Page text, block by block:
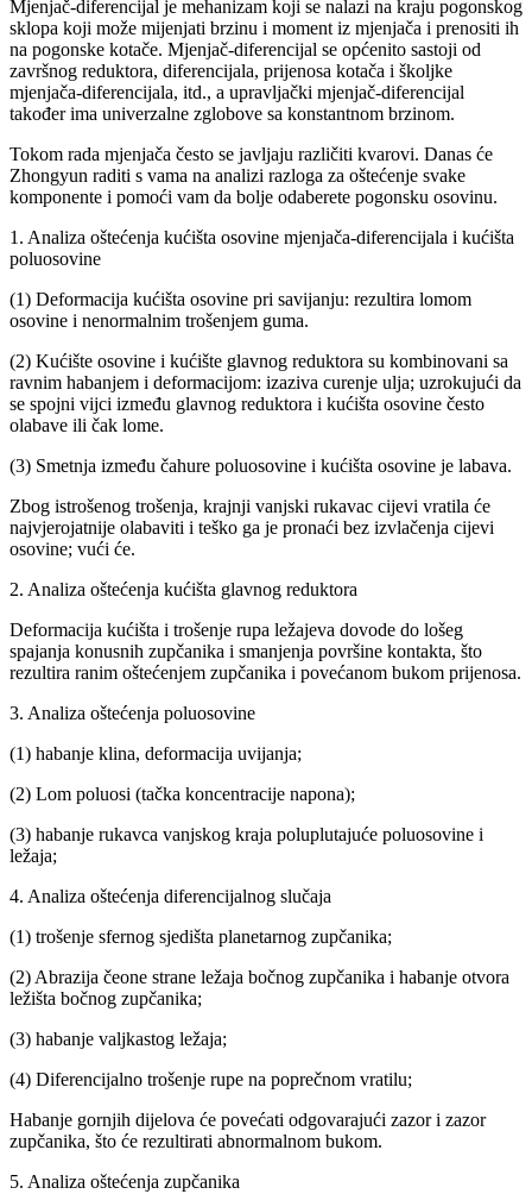
Mjenjač-diferencijal je mehanizam koji se nalazi na kraju pogonskog
sklopa koji može mijenjati brzinu i moment iz mjenjača i prenositi ih
na pogonske kotače. Mjenjač-diferencijal se općenito sastoji od
završnog reduktora, diferencijala, prijenosa kotača i školjke
mjenjača-diferencijala, itd., a upravljački mjenjač-diferencijal
također ima univerzalne zglobove sa konstantnom brzinom.
Tokom rada mjenjača često se javljaju različiti kvarovi. Danas će
Zhongyun raditi s vama na analizi razloga za oštećenje svake
komponente i pomoći vam da bolje odaberete pogonsku osovinu.
1. Analiza oštećenja kućišta osovine mjenjača-diferencijala i kućišta
poluosovine
(1) Deformacija kućišta osovine pri savijanju: rezultira lomom
osovine i nenormalnim trošenjem guma.
(2) Kućište osovine i kućište glavnog reduktora su kombinovani sa
ravnim habanjem i deformacijom: izaziva curenje ulja; uzrokujući da
se spojni vijci između glavnog reduktora i kućišta osovine često
olabave ili čak lome.
(3) Smetnja između čahure poluosovine i kućišta osovine je labava.
Zbog istrošenog trošenja, krajnji vanjski rukavac cijevi vratila će
najvjerojatnije olabaviti i teško ga je pronaći bez izvlačenja cijevi
osovine; vući će.
2. Analiza oštećenja kućišta glavnog reduktora
Deformacija kućišta i trošenje rupa ležajeva dovode do lošeg
spajanja konusnih zupčanika i smanjenja površine kontakta, što
rezultira ranim oštećenjem zupčanika i povećanom bukom prijenosa.
3. Analiza oštećenja poluosovine
(1) habanje klina, deformacija uvijanja;
(2) Lom poluosi (tačka koncentracije napona);
(3) habanje rukavca vanjskog kraja poluplutajuće poluosovine i
ležaja;
4. Analiza oštećenja diferencijalnog slučaja
(1) trošenje sfernog sjedišta planetarnog zupčanika;
(2) Abrazija čeone strane ležaja bočnog zupčanika i habanje otvora
ležišta bočnog zupčanika;
(3) habanje valjkastog ležaja;
(4) Diferencijalno trošenje rupe na poprečnom vratilu;
Habanje gornjih dijelova će povećati odgovarajući zazor i zazor
zupčanika, što će rezultirati abnormalnom bukom.
5. Analiza oštećenja zupčanika